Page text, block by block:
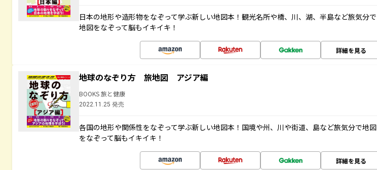
日本の地形や造形物をなぞって学ぶ新しい地図本！観光名所や橋、川、湖、半島など旅気分で
地図をなぞって脳もイキイキ！
詳細を見る
地球のなぞり方 旅地図 アジア編
BOOKS 旅と健康
2022.11.25 発売
各国の地形や関係性をなぞって学ぶ新しい地図本！国境や州、川や街道、島など旅気分で地図
をなぞって脳もイキイキ！
詳細を見る